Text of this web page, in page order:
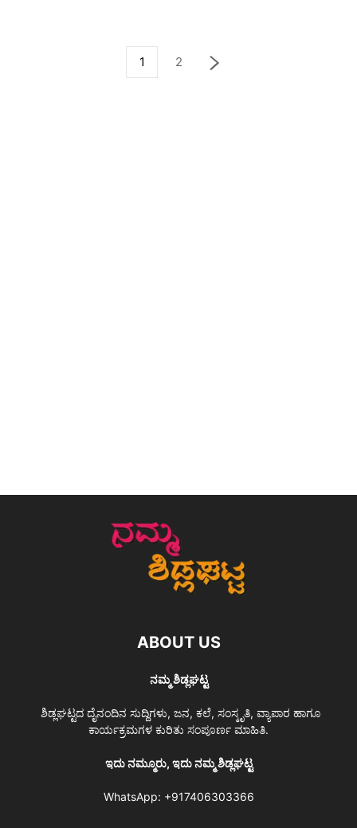
1 2
ABOUT US
ನಮ್ಮ ಶಿಡ್ಲಘಟ್ಟ
ಶಿಡ್ಲಘಟ್ಟದ ದೈನಂದಿನ ಸುದ್ದಿಗಳು, ಜನ, ಕಲೆ, ಸಂಸ್ಕೃತಿ, ವ್ಯಾಪಾರ ಹಾಗೂ
ಕಾರ್ಯಕ್ರಮಗಳ ಕುರಿತು ಸಂಪೂರ್ಣ ಮಾಹಿತಿ.
ಇದು ನಮ್ಮೂರು, ಇದು ನಮ್ಮ ಶಿಡ್ಲಘಟ್ಟ
WhatsApp: +917406303366